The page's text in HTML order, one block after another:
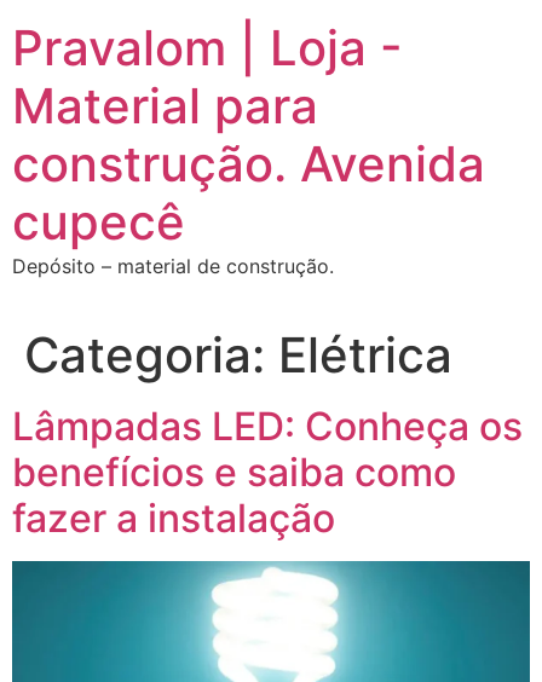
para
conteúdo
Pravalom | Loja -
Material para
construção. Avenida
cupecê
Depósito – material de construção.
Categoria: Elétrica
Lâmpadas LED: Conheça os
benefícios e saiba como
fazer a instalação